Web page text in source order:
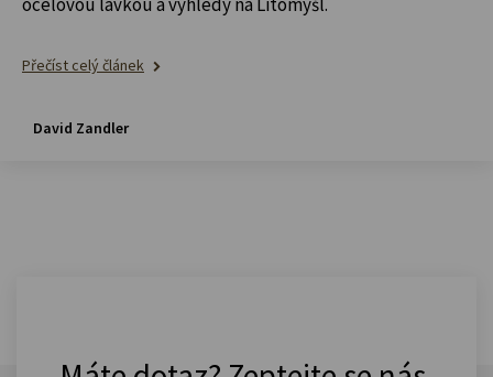
Přečíst celý článek
David Zandler